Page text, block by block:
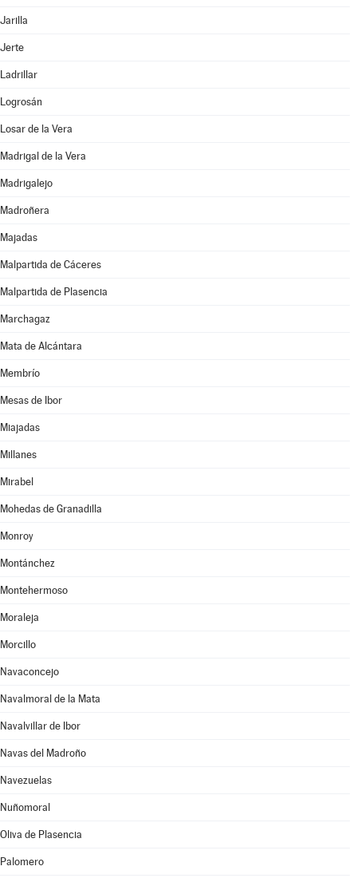
Jarilla
Jerte
Ladrillar
Logrosán
Losar de la Vera
Madrigal de la Vera
Madrigalejo
Madroñera
Majadas
Malpartida de Cáceres
Malpartida de Plasencia
Marchagaz
Mata de Alcántara
Membrío
Mesas de Ibor
Miajadas
Millanes
Mirabel
Mohedas de Granadilla
Monroy
Montánchez
Montehermoso
Moraleja
Morcillo
Navaconcejo
Navalmoral de la Mata
Navalvillar de Ibor
Navas del Madroño
Navezuelas
Nuñomoral
Oliva de Plasencia
Palomero